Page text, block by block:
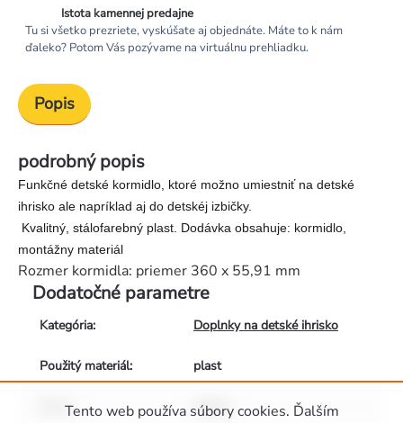
Tento web používa súbory cookies. Ďalším
Istota kamennej predajne
Tu si všetko prezriete, vyskúšate aj objednáte. Máte to k nám
ďaleko? Potom Vás pozývame na virtuálnu prehliadku.
Popis
podrobný popis
Funkčné detské kormidlo, ktoré možno umiestniť na detské
ihrisko ale napríklad aj do detskéj izbičky.
Kvalitný, stálofarebný plast. Dodávka obsahuje: kormidlo,
montážny materiál
Rozmer kormidla: priemer 360 x 55,91 mm
Dodatočné parametre
Kategória: Doplnky na detské ihrisko
Použitý materiál: plast
Barva: zelená